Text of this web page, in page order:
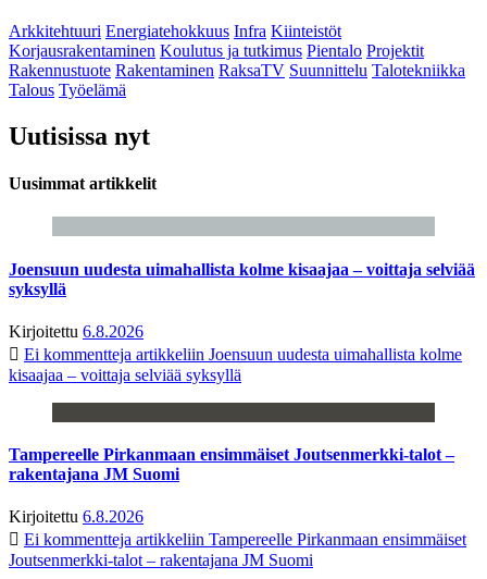
Arkkitehtuuri Energiatehokkuus Infra Kiinteistöt
Korjausrakentaminen Koulutus ja tutkimus Pientalo Projektit
Rakennustuote Rakentaminen RaksaTV Suunnittelu Talotekniikka
Talous Työelämä
Uutisissa nyt
Uusimmat artikkelit
Joensuun uudesta uimahallista kolme kisaajaa – voittaja selviää
syksyllä
Kirjoitettu 6.8.2026
Ei kommentteja artikkeliin Joensuun uudesta uimahallista kolme
kisaajaa – voittaja selviää syksyllä
Tampereelle Pirkanmaan ensimmäiset Joutsenmerkki-talot –
rakentajana JM Suomi
Kirjoitettu 6.8.2026
Ei kommentteja artikkeliin Tampereelle Pirkanmaan ensimmäiset
Joutsenmerkki-talot – rakentajana JM Suomi